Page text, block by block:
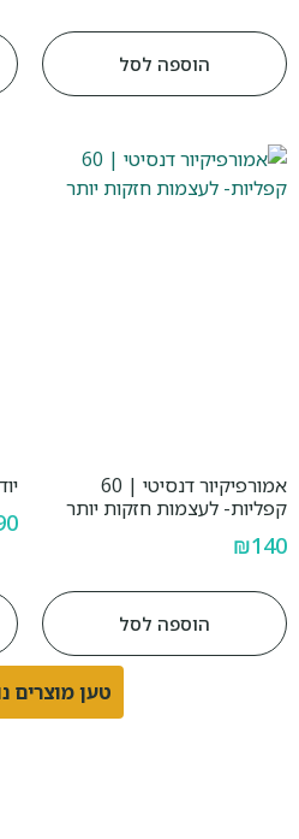
הוספה לסל
אמורפיקיור דנסיטי | 60
קפליות- לעצמות חזקות יותר
₪140
הוספה לסל
טען מוצרים